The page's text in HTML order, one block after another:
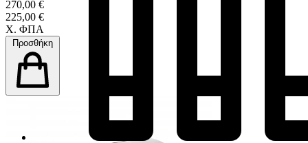
270,00 €
225,00 €
Χ. ΦΠΑ
Προσθήκη